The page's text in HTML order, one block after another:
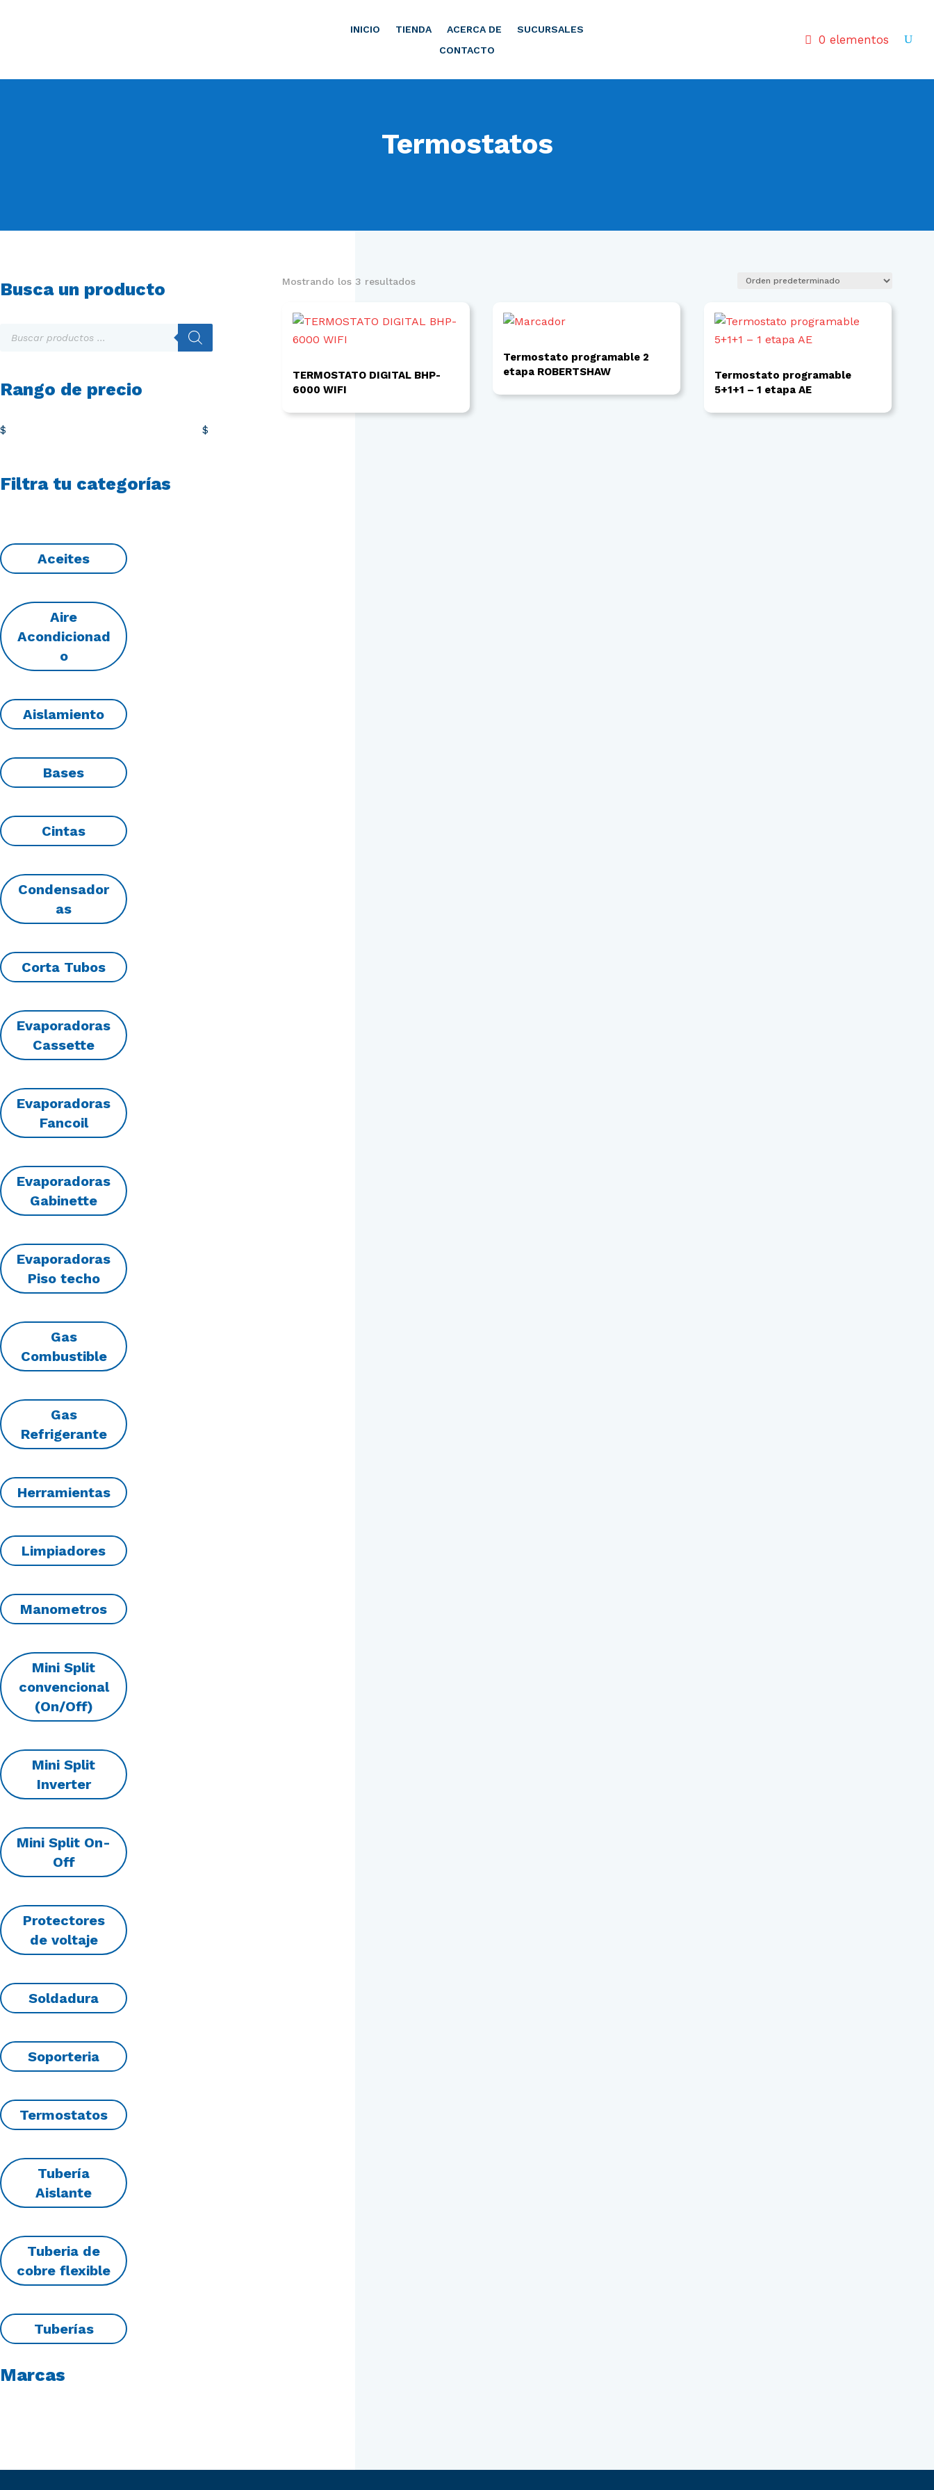
INICIO TIENDA ACERCA DE
SUCURSALES
CONTACTO
0 elementos
Termostatos
Busca un producto
de
Rango de precio
$ $
Filtra tu categorías
Aceites
Aire
Acondicionad
o
Aislamiento
Bases
Cintas
Condensador
as
Corta Tubos
Evaporadoras
Cassette
Evaporadoras
Fancoil
Evaporadoras
Gabinette
Evaporadoras
Piso techo
Gas
Combustible
Gas
Refrigerante
Herramientas
Limpiadores
Manometros
Mini Split
convencional
(On/Off)
Mini Split
Inverter
Mini Split On-
Off
Protectores
de voltaje
Soldadura
Soporteria
Termostatos
Tubería
Aislante
Tuberia de
cobre flexible
Tuberías
Marcas
Mostrando los 3 resultados
TERMOSTATO DIGITAL BHP-
6000 WIFI
Termostato programable 2
etapa ROBERTSHAW
Termostato programable
5+1+1 – 1 etapa AE